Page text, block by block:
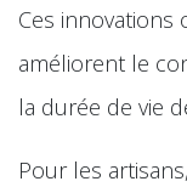
Ces innovations
améliorent le
la durée de vie
Pour les